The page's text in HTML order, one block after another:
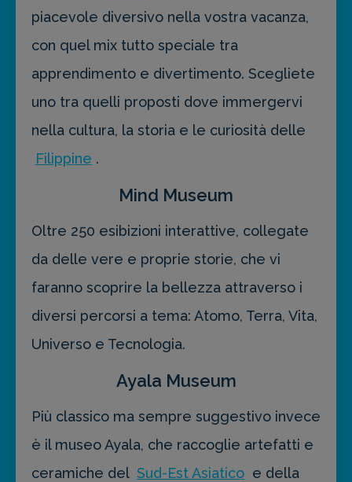
piacevole diversivo nella vostra vacanza,
con quel mix tutto speciale tra
apprendimento e divertimento. Scegliete
uno tra quelli proposti dove immergervi
nella cultura, la storia e le curiosità delle
Filippine .
Mind Museum
Oltre 250 esibizioni interattive, collegate
da delle vere e proprie storie, che vi
faranno scoprire la bellezza attraverso i
diversi percorsi a tema: Atomo, Terra, Vita,
Universo e Tecnologia.
Ayala Museum
Più classico ma sempre suggestivo invece
è il museo Ayala, che raccoglie artefatti e
ceramiche del Sud-Est Asiatico e della